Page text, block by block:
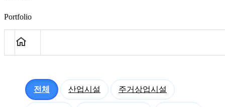
Portfolio
전체 산업시설 주거상업시설